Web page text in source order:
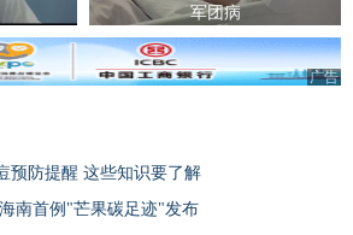
军团病
广告
预防提醒 这些知识要了解
南首例"芒果碳足迹"发布